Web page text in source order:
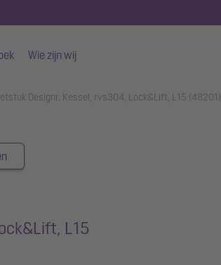
Wie zijn wij
Designr. Kessel, rvs304, Lock&Lift, L15 (48201)
L15